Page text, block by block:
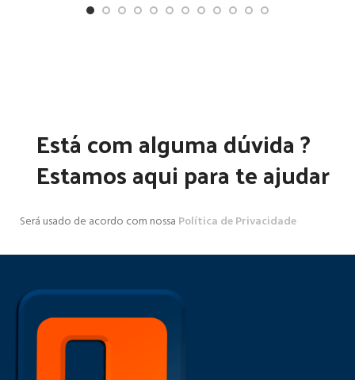
Está com alguma dúvida ?
Estamos aqui para te ajudar
Será usado de acordo com nossa Política de Privacidade